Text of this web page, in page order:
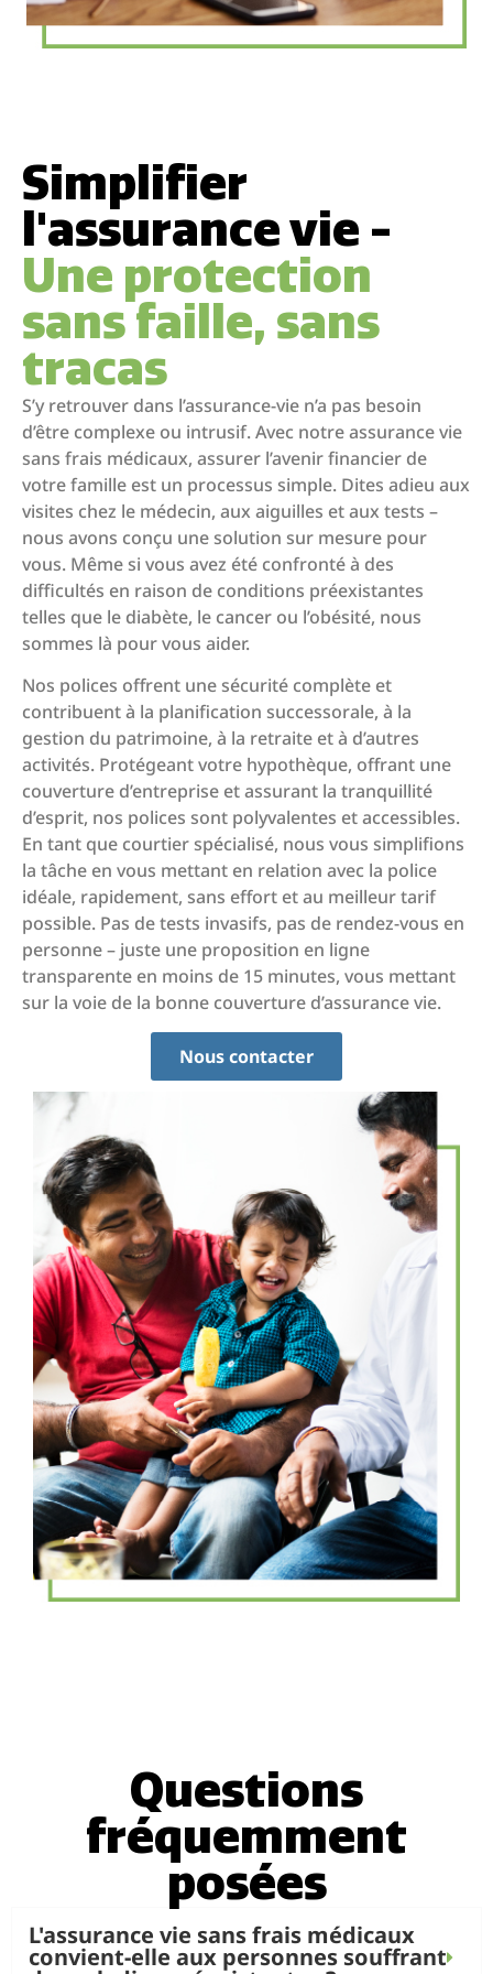
Simplifier
l'assurance vie -
Une protection
sans faille, sans
tracas
S’y retrouver dans l’assurance-vie n’a pas besoin
d’être complexe ou intrusif. Avec notre assurance vie
sans frais médicaux, assurer l’avenir financier de
votre famille est un processus simple. Dites adieu aux
visites chez le médecin, aux aiguilles et aux tests –
nous avons conçu une solution sur mesure pour
vous. Même si vous avez été confronté à des
difficultés en raison de conditions préexistantes
telles que le diabète, le cancer ou l’obésité, nous
sommes là pour vous aider.
Nos polices offrent une sécurité complète et
contribuent à la planification successorale, à la
gestion du patrimoine, à la retraite et à d’autres
activités. Protégeant votre hypothèque, offrant une
couverture d’entreprise et assurant la tranquillité
d’esprit, nos polices sont polyvalentes et accessibles.
En tant que courtier spécialisé, nous vous simplifions
la tâche en vous mettant en relation avec la police
idéale, rapidement, sans effort et au meilleur tarif
possible. Pas de tests invasifs, pas de rendez-vous en
personne – juste une proposition en ligne
transparente en moins de 15 minutes, vous mettant
sur la voie de la bonne couverture d’assurance vie.
Nous contacter
Questions
fréquemment
posées
L'assurance vie sans frais médicaux
convient-elle aux personnes souffrant